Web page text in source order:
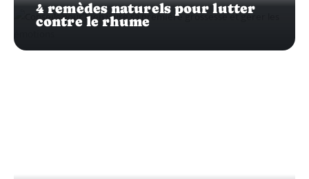
4 remèdes naturels pour lutter
contre le rhume